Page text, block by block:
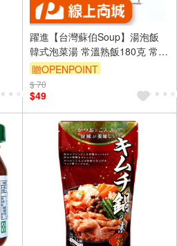
躍進【台灣蘇伯Soup】湯泡飯
韓式泡菜湯 常溫熟飯180克 常溫
微波白飯 非乾燥米 非冷凍飯 即
食 調理包 正餐宵夜旅遊登山露
營 低卡方便食品 即食湯飯 拌飯
贈OPENPOINT
$ 70
$49